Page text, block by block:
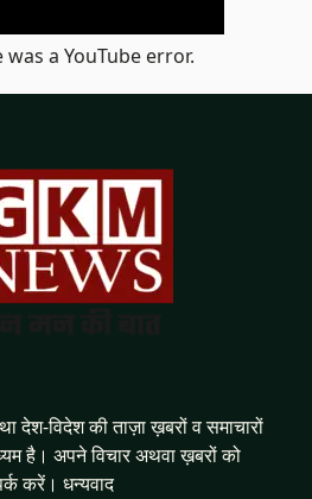
a YouTube error.
देश-विदेश की ताज़ा ख़बरों व समाचारों
है। अपने विचार अथवा ख़बरों को
करें। धन्यवाद